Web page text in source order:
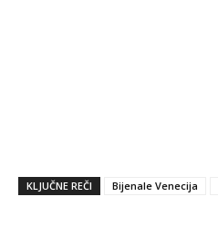
KLJUČNE REČI Bijenale Venecija